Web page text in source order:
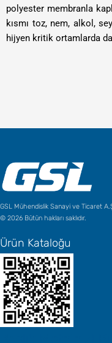
polyester membranla
kısmı toz, nem, alkol,
hijyen kritik ortamlarda
GSL Mühendislik Sanayi ve Ticaret
© 2026 Bütün hakları saklıdır.
Ürün Kataloğu